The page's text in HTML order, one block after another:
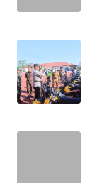
WN
BANTEN